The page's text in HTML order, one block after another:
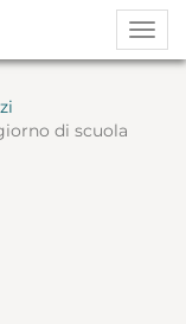
di scuola